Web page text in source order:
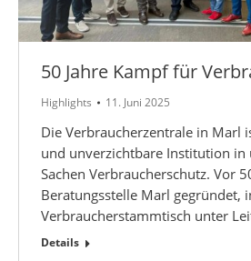
50 Jahre Kampf für
Highlights 11. Juni 2025
Die Verbraucherzentrale in Marl
und unverzichtbare Institution in
Sachen Verbraucherschutz. Vor
Beratungsstelle Marl gegründet,
Verbraucherstammtisch unter
Details